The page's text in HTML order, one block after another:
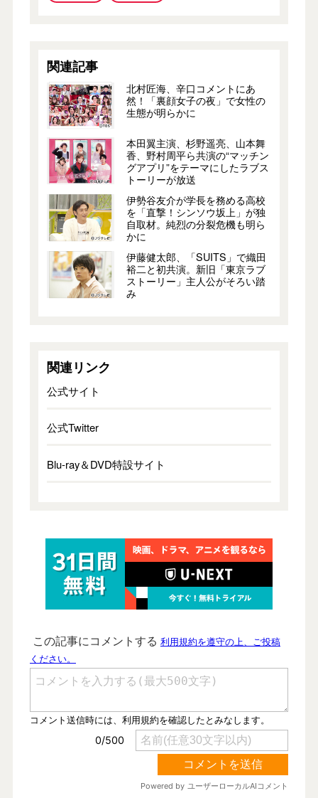
関連記事
北村匠海、辛口コメントにあ
然！「裏顔女子の夜」で女性の
生態が明らかに
本田翼主演、杉野遥亮、山本舞
香、野村周平ら共演の“マッチン
グアプリ”をテーマにしたラブス
トーリーが放送
伊勢谷友介が学長を務める高校
を「直撃！シンソウ坂上」が独
自取材。純烈の分裂危機も明ら
かに
伊藤健太郎、「SUITS」で織田
裕二と初共演。新旧「東京ラブ
ストーリー」主人公がそろい踏
み
関連リンク
公式サイト
公式Twitter
Blu-ray＆DVD特設サイト